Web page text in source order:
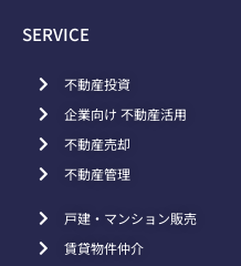
SERVICE
不動産投資
企業向け 不動産活用
不動産売却
不動産管理
戸建・マンション販売
賃貸物件仲介